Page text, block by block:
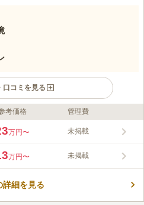
口コミを見る
誇る当院は、ツツジの名所である亀井
洗浄費用込みの安心価格。ペットと一
の星空が広がる宿坊体験など、非日常
は、どうぞお気軽にご相談ください。
いません。
考価格 管理費
万円〜 未掲載
万円〜 未掲載
詳細を見る